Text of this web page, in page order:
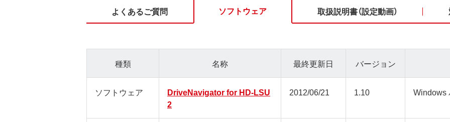
よくあるご質問 ソフトウェア 取扱説明書（設定動画）
種類 名称 最終更新日 バージョン
ソフトウェア
DriveNavigator for HD-LSU
2
2012/06/21 1.10 Windows